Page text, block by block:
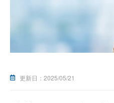
更新日： 2025/05/21